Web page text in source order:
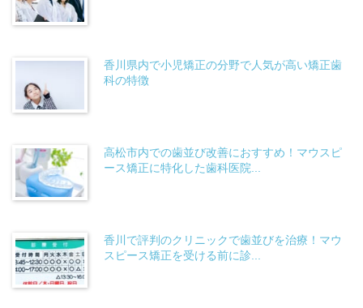
香川県内で小児矯正の分野で人気が高い矯正歯
科の特徴
高松市内での歯並び改善におすすめ！マウスピ
ース矯正に特化した歯科医院...
香川で評判のクリニックで歯並びを治療！マウ
スピース矯正を受ける前に診...